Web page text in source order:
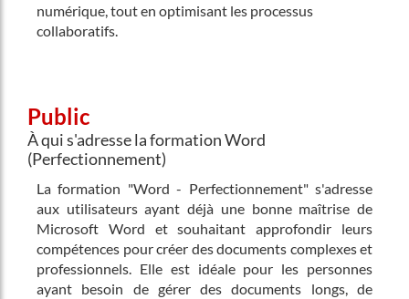
numérique, tout en optimisant les processus
collaboratifs.
Public
À qui s'adresse la formation Word
(Perfectionnement)
La formation "Word - Perfectionnement" s'adresse
aux utilisateurs ayant déjà une bonne maîtrise de
Microsoft Word et souhaitant approfondir leurs
compétences pour créer des documents complexes et
professionnels. Elle est idéale pour les personnes
ayant besoin de gérer des documents longs, de